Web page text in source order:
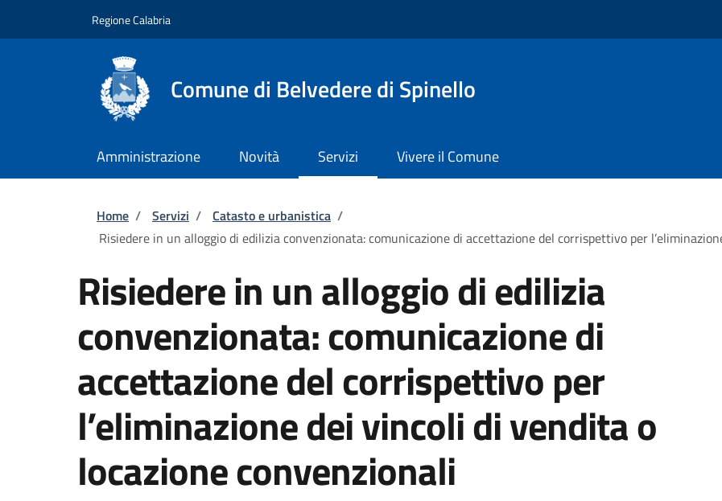
Regione Calabria
Comune di Belvedere di Spinello
Amministrazione Novità Servizi Vivere il Comune
Briciole di pane
Home / Servizi / Catasto e urbanistica /
Risiedere in un alloggio di edilizia convenzionata: comunicazione di accettazione del corrispettivo per
Risiedere in un alloggio di edilizia
convenzionata: comunicazione di
accettazione del corrispettivo per
l’eliminazione dei vincoli di vendita o
locazione convenzionali